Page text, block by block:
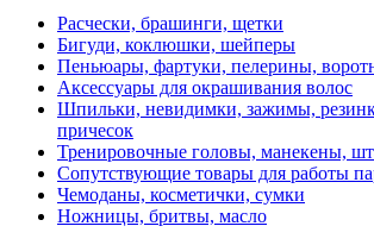
Расчески, брашинги, щетки
Бигуди, коклюшки, шейперы
Пеньюары, фартуки, пелерины,
Аксессуары для окрашивания волос
Шпильки, невидимки, зажимы,
причесок
Тренировочные головы, манекены,
Сопутствующие товары для работы
Чемоданы, косметички, сумки
Ножницы, бритвы, масло